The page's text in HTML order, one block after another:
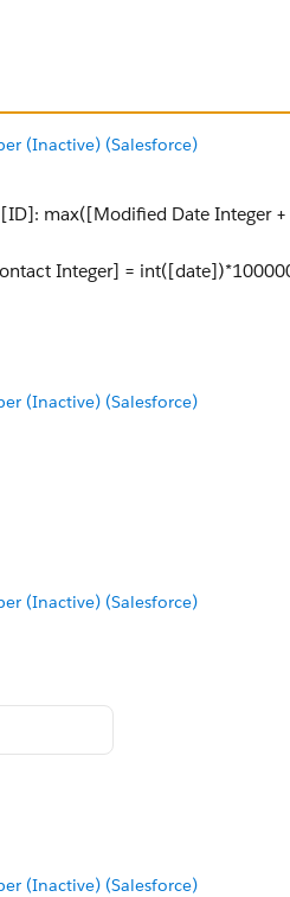
(Inactive) (Salesforce)
max([Modified Date Integer +
Integer] =
(Inactive) (Salesforce)
(Inactive) (Salesforce)
(Inactive) (Salesforce)